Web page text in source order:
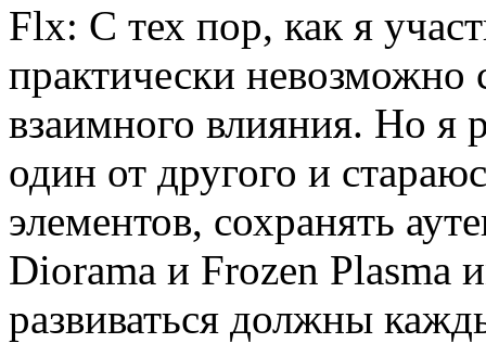
Flx: С тех пор, как я
практически невозможно
взаимного влияния. Но я
один от другого и
элементов, сохранять
Diorama и Frozen Plasma
развиваться должны